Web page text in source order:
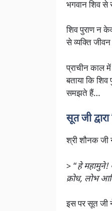
भगवान शिव से
शिव पुराण न
से व्यक्ति
प्राचीन काल
बताया कि शिव
समझते हैं…
सूत जी
श्री शौनक
> “हे महामुने!
क्रोध, लोभ
इस पर सूत जी